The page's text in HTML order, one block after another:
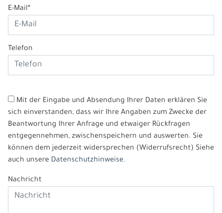
E-Mail*
Telefon
Mit der Eingabe und Absendung Ihrer Daten erklären Sie
sich einverstanden, dass wir Ihre Angaben zum Zwecke der
Beantwortung Ihrer Anfrage und etwaiger Rückfragen
entgegennehmen, zwischenspeichern und auswerten. Sie
können dem jederzeit widersprechen (Widerrufsrecht) Siehe
auch unsere Datenschutzhinweise.
Nachricht